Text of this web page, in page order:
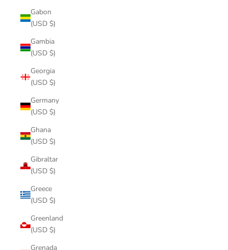
Gabon
(USD $)
Gambia
(USD $)
Georgia
(USD $)
Germany
(USD $)
Ghana
(USD $)
Gibraltar
(USD $)
Greece
(USD $)
Greenland
(USD $)
Grenada